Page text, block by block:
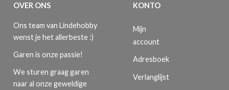
OVER ONS
Ons team van Lindehobby
wenst je het allerbeste :)
Garen is onze passie!
We sturen graag garen
naar al onze geweldige
KONTO
Mijn
account
Adresboek
Verlanglijst